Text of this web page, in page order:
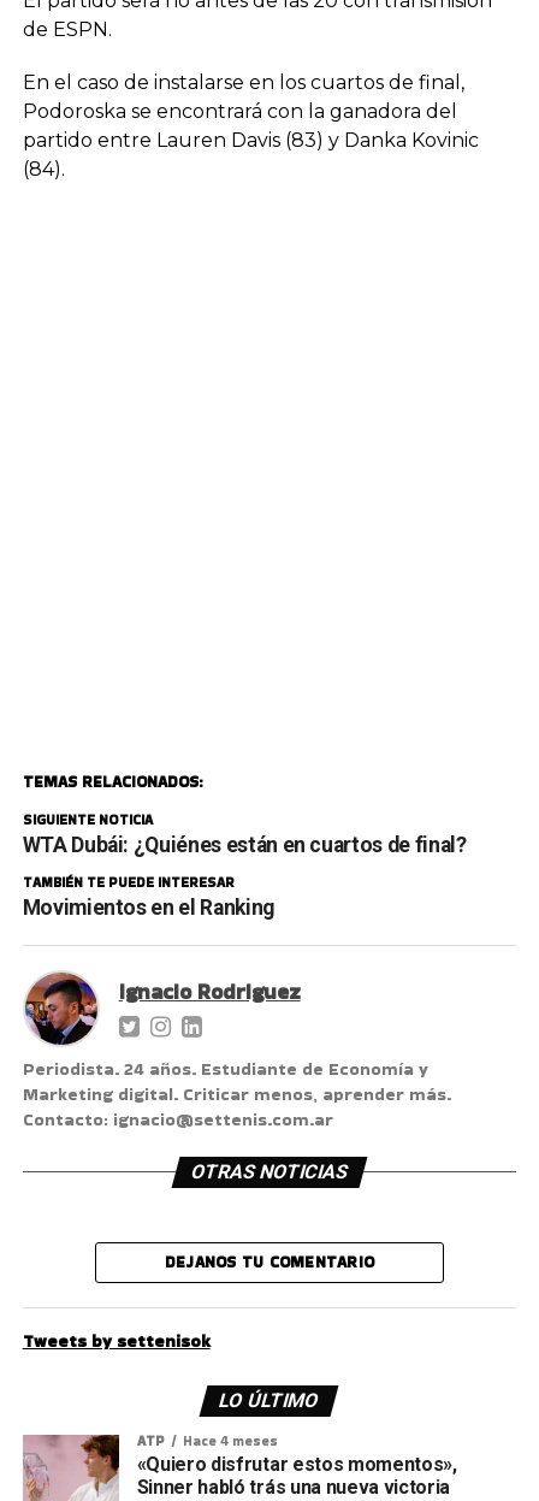
de ESPN.
En el caso de instalarse en los cuartos de final,
Podoroska se encontrará con la ganadora del
partido entre Lauren Davis (83) y Danka Kovinic
(84).
TEMAS RELACIONADOS:
SIGUIENTE NOTICIA
WTA Dubái: ¿Quiénes están en cuartos de final?
TAMBIÉN TE PUEDE INTERESAR
Movimientos en el Ranking
Ignacio Rodriguez
Periodista. 24 años. Estudiante de Economía y
Marketing digital. Criticar menos, aprender más.
Contacto: ignacio@settenis.com.ar
OTRAS NOTICIAS
DEJANOS TU COMENTARIO
Tweets by settenisok
LO ÚLTIMO
ATP Hace 4 meses
«Quiero disfrutar estos momentos»,
Sinner habló trás una nueva victoria